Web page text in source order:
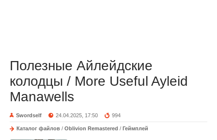
Полезные Айлейдские
колодцы / More Useful Ayleid
Manawells
Swordself 24.04.2025, 17:50 994
Каталог файлов / Oblivion Remastered / Геймплей